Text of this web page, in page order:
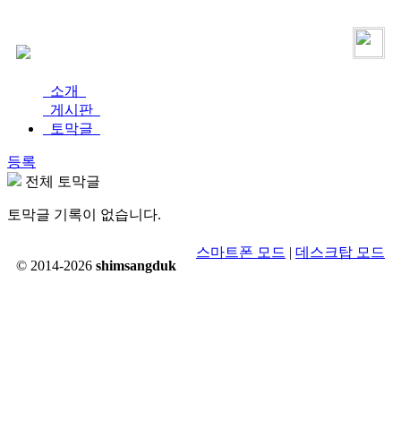
소개
게시판
토막글
등록
전체 토막글
토막글 기록이 없습니다.
© 2014-2026 shimsangduk
스마트폰 모드 | 데스크탑 모드